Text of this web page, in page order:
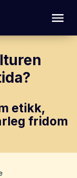
etikk,
fridom